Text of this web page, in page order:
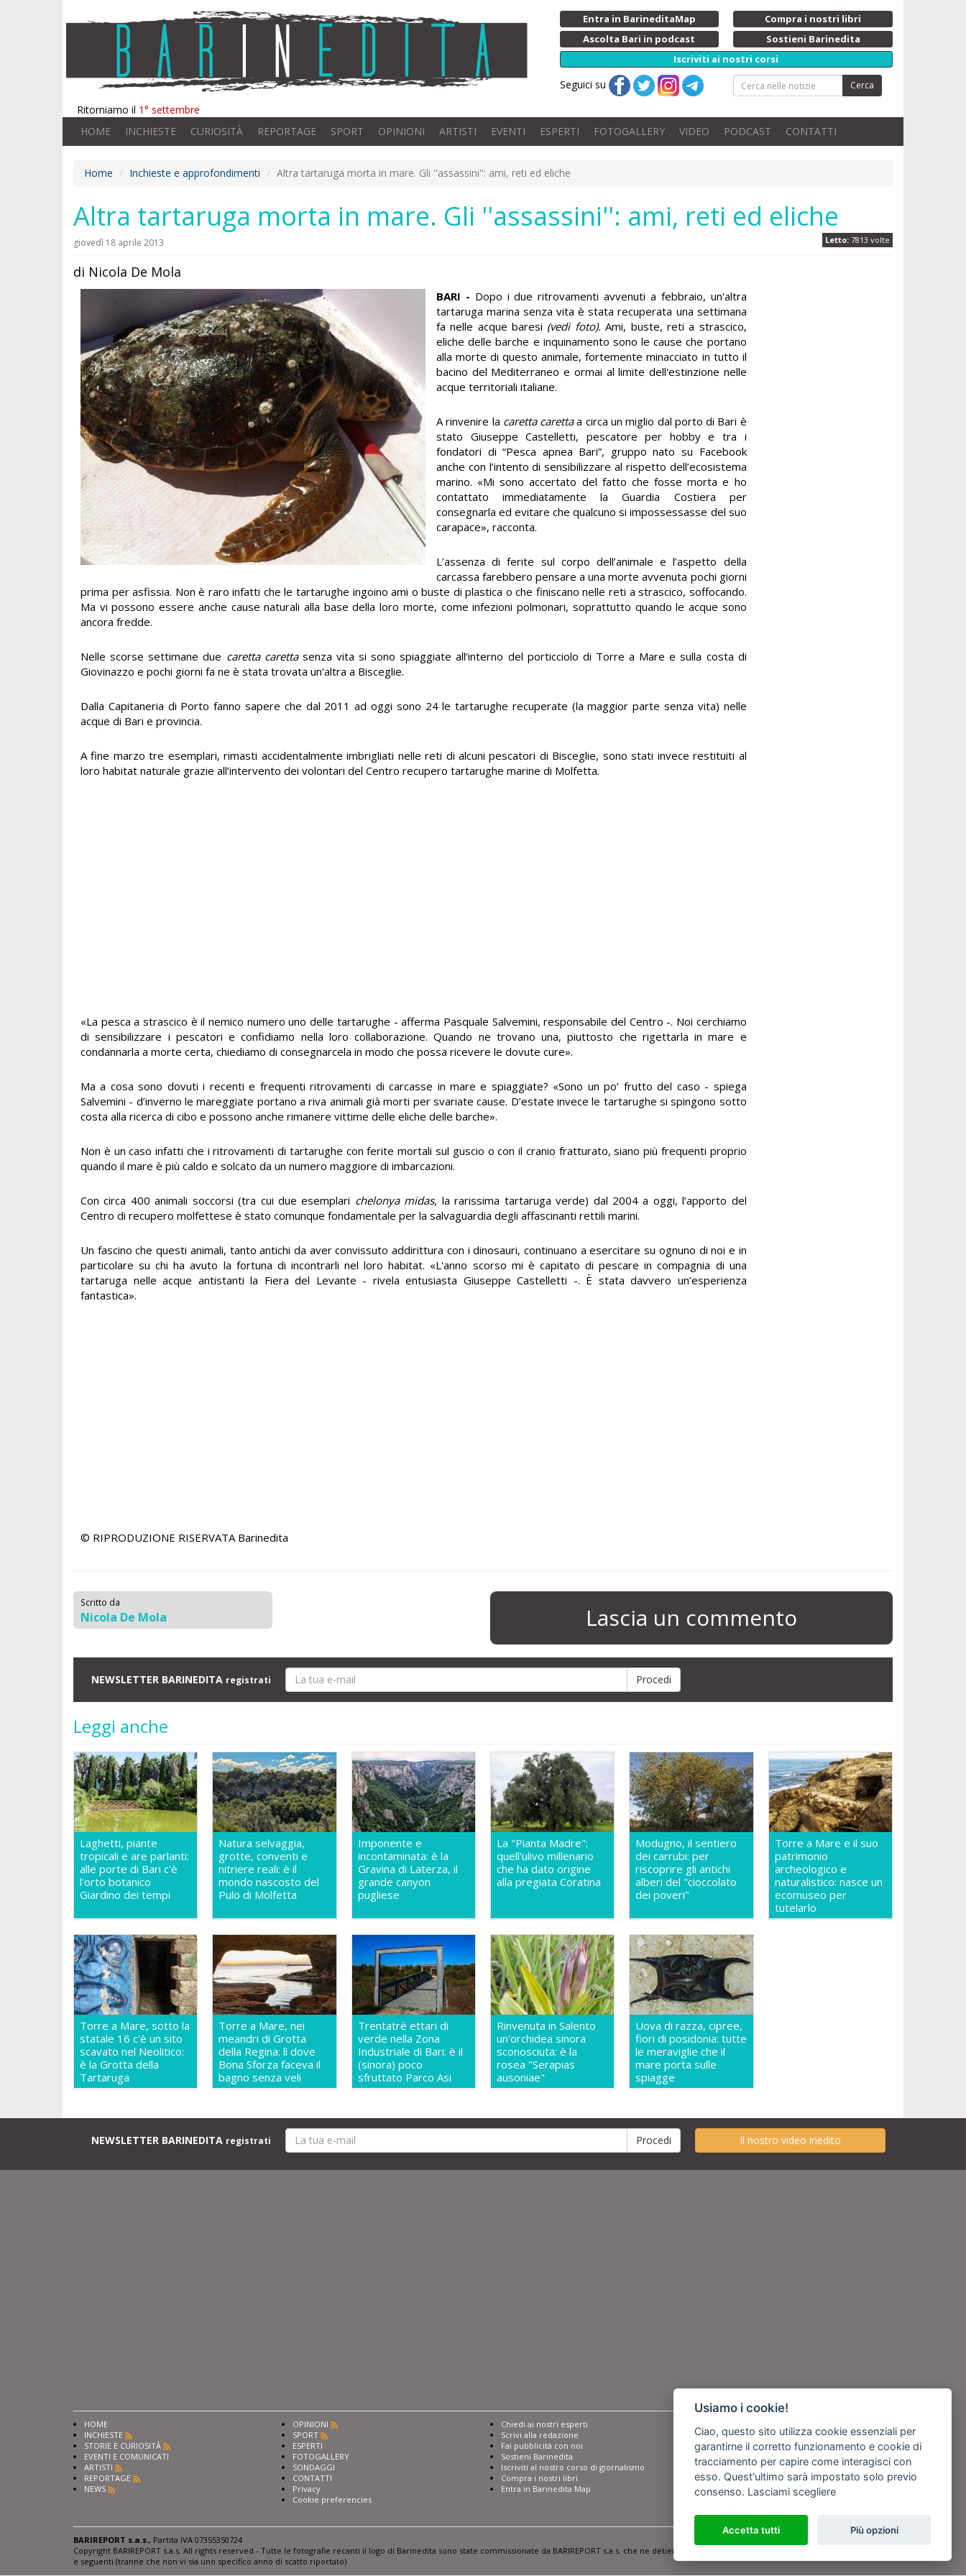
Ritorniamo il 1° settembre
Entra in BarineditaMap
Compra i nostri libri
Ascolta Bari in podcast
Sostieni Barinedita
Iscriviti ai nostri corsi
Seguici su Cerca
HOME INCHIESTE CURIOSITÀ REPORTAGE SPORT OPINIONI ARTISTI EVENTI ESPERTI FOTOGALLERY VIDEO PODCAST CONTATTI
Home Inchieste e approfondimenti Altra tartaruga morta in mare. Gli ''assassini'': ami, reti ed eliche
Altra tartaruga morta in mare. Gli ''assassini'': ami, reti ed eliche
Letto: 7813 volte
giovedì 18 aprile 2013
di Nicola De Mola
BARI - Dopo i due ritrovamenti avvenuti a febbraio, un'altra
tartaruga marina senza vita è stata recuperata una settimana
fa nelle acque baresi (vedi foto). Ami, buste, reti a strascico,
eliche delle barche e inquinamento sono le cause che portano
alla morte di questo animale, fortemente minacciato in tutto il
bacino del Mediterraneo e ormai al limite dell'estinzione nelle
acque territoriali italiane.
A rinvenire la caretta carettaa circa un miglio dal porto di Bari è
stato Giuseppe Castelletti, pescatore per hobby e tra i
fondatori di “Pesca apnea Bari”, gruppo nato su Facebook
anche con l’intento di sensibilizzare al rispetto dell’ecosistema
marino. «Mi sono accertato del fatto che fosse morta e ho
contattato immediatamente la Guardia Costiera per
consegnarla ed evitare che qualcuno si impossessasse del suo
carapace», racconta.
L’assenza di ferite sul corpo dell’animale e l’aspetto della
carcassa farebbero pensare a una morte avvenuta pochi giorni
prima per asfissia. Non è raro infatti che le tartarughe ingoino ami o buste di plastica o che finiscano nelle reti a strascico, soffocando.
Ma vi possono essere anche cause naturali alla base della loro morte, come infezioni polmonari, soprattutto quando le acque sono
ancora fredde.
Nelle scorse settimane due caretta carettasenza vita si sono spiaggiate all’interno del porticciolo di Torre a Mare e sulla costa di
Giovinazzo e pochi giorni fa ne è stata trovata un’altra a Bisceglie.
Dalla Capitaneria di Porto fanno sapere che dal 2011 ad oggi sono 24 le tartarughe recuperate (la maggior parte senza vita) nelle
acque di Bari e provincia.
A fine marzo tre esemplari, rimasti accidentalmente imbrigliati nelle reti di alcuni pescatori di Bisceglie, sono stati invece restituiti al
loro habitat naturale grazie all’intervento dei volontari del Centro recupero tartarughe marine di Molfetta.
«La pesca a strascico è il nemico numero uno delle tartarughe - afferma Pasquale Salvemini, responsabile del Centro -. Noi cerchiamo
di sensibilizzare i pescatori e confidiamo nella loro collaborazione. Quando ne trovano una, piuttosto che rigettarla in mare e
condannarla a morte certa, chiediamo di consegnarcela in modo che possa ricevere le dovute cure».
Ma a cosa sono dovuti i recenti e frequenti ritrovamenti di carcasse in mare e spiaggiate? «Sono un po’ frutto del caso - spiega
Salvemini - d’inverno le mareggiate portano a riva animali già morti per svariate cause. D’estate invece le tartarughe si spingono sotto
costa alla ricerca di cibo e possono anche rimanere vittime delle eliche delle barche».
Non è un caso infatti che i ritrovamenti di tartarughe con ferite mortali sul guscio o con il cranio fratturato, siano più frequenti proprio
quando il mare è più caldo e solcato da un numero maggiore di imbarcazioni.
Con circa 400 animali soccorsi (tra cui due esemplari chelonya midas, la rarissima tartaruga verde) dal 2004 a oggi, l’apporto del
Centro di recupero molfettese è stato comunque fondamentale per la salvaguardia degli affascinanti rettili marini.
Un fascino che questi animali, tanto antichi da aver convissuto addirittura con i dinosauri, continuano a esercitare su ognuno di noi e in
particolare su chi ha avuto la fortuna di incontrarli nel loro habitat. «L'anno scorso mi è capitato di pescare in compagnia di una
tartaruga nelle acque antistanti la Fiera del Levante - rivela entusiasta Giuseppe Castelletti -. È stata davvero un’esperienza
fantastica».
© RIPRODUZIONE RISERVATA Barinedita
Scritto da
Nicola De Mola Lascia un commento
NEWSLETTER BARINEDITA registrati
Leggi anche
Laghetti, piante
tropicali e are parlanti:
alle porte di Bari c'è
l'orto botanico
Giardino dei tempi
Natura selvaggia,
grotte, conventi e
nitriere reali: è il
mondo nascosto del
Pulo di Molfetta
Imponente e
incontaminata: è la
Gravina di Laterza, il
grande canyon
pugliese
La "Pianta Madre":
quell'ulivo millenario
che ha dato origine
alla pregiata Coratina
Modugno, il sentiero
dei carrubi: per
riscoprire gli antichi
alberi del "cioccolato
dei poveri"
Torre a Mare e il suo
patrimonio
archeologico e
naturalistico: nasce un
ecomuseo per
tutelarlo
Torre a Mare, sotto la
statale 16 c'è un sito
scavato nel Neolitico:
è la Grotta della
Tartaruga
Torre a Mare, nei
meandri di Grotta
della Regina: lì dove
Bona Sforza faceva il
bagno senza veli
Trentatrè ettari di
verde nella Zona
Industriale di Bari: è il
(sinora) poco
sfruttato Parco Asi
Rinvenuta in Salento
un'orchidea sinora
sconosciuta: è la
rosea "Serapias
ausoniae"
Uova di razza, cipree,
fiori di posidonia: tutte
le meraviglie che il
mare porta sulle
spiagge
NEWSLETTER BARINEDITA registrati Il nostro video inedito
HOME
INCHIESTE
STORIE E CURIOSITÀ
EVENTI E COMUNICATI
ARTISTI
REPORTAGE
NEWS
OPINIONI
SPORT
ESPERTI
FOTOGALLERY
SONDAGGI
CONTATTI
Privacy
Cookie preferencies
Chiedi ai nostri esperti
Scrivi alla redazione
Fai pubblicità con noi
Sostieni Barinedita
Iscriviti al nostro corso di giornalismo
Compra i nostri libri
Entra in Barinedita Map
Seguici su
Netboom
BARIREPORT s.a.s. , Partita IVA 07355350724
Copyright BARIREPORT s.a.s. All rights reserved - Tutte le fotografie recanti il logo di Barinedita sono state commissionate da BARIREPORT s.a.s. che ne detiene i Diritti d'Autore e sono state prodotte nell'anno 2012
e seguenti (tranne che non vi sia uno specifico anno di scatto riportato)
Usiamo i cookie!
Ciao, questo sito utilizza cookie essenziali per
garantirne il corretto funzionamento e cookie di
tracciamento per capire come interagisci con
esso. Quest'ultimo sarà impostato solo previo
consenso. Lasciami scegliere
Accetta tutti Più opzioni